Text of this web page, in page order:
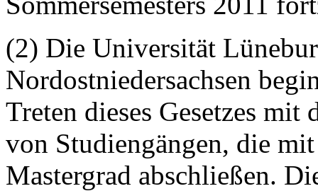
(2) Die Universität
Nordostniedersachsen
Treten dieses Gesetzes
von Studiengängen, die
Mastergrad abschließen.